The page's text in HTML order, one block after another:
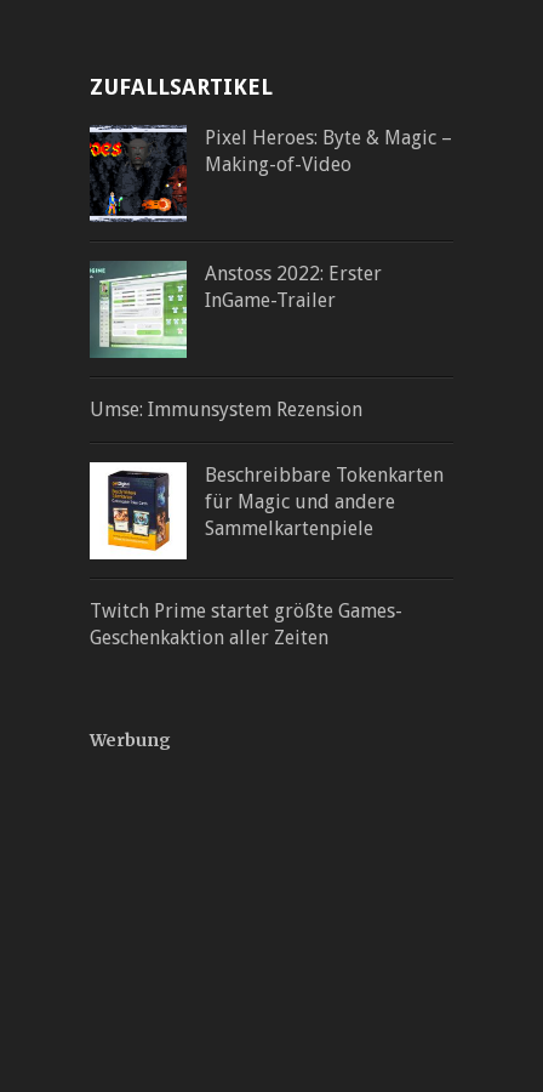
ZUFALLSARTIKEL
Pixel Heroes: Byte & Magic –
Making-of-Video
Anstoss 2022: Erster
InGame-Trailer
Umse: Immunsystem Rezension
Beschreibbare Tokenkarten
für Magic und andere
Sammelkartenpiele
Twitch Prime startet größte Games-
Geschenkaktion aller Zeiten
Werbung